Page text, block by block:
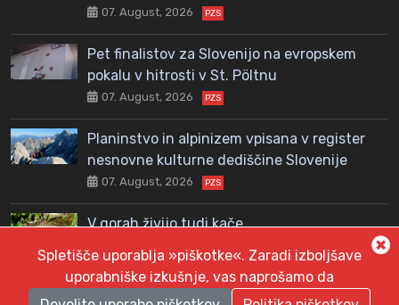
07. August, 2026 PZS
Pet finalistov za Slovenijo na evropskem
pokalu v hitrosti v St. Pöltnu
07. August, 2026 PZS
Planinstvo in alpinizem vpisana v register
nesnovne kulturne dediščine Slovenije
07. August, 2026 PZS
V gorah živijo tudi kače
Spletišče uporablja »piškotke«. Zaradi izboljšave
uporabniške izkušnje, vas naprošamo da